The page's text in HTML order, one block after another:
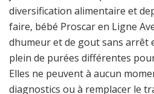
diversification alimentaire et
faire, bébé Proscar en Ligne
dhumeur et de gout sans arrêt
plein de purées différentes
Elles ne peuvent à aucun
diagnostics ou à remplacer le